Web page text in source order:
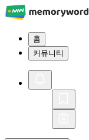
홈
커뮤니티